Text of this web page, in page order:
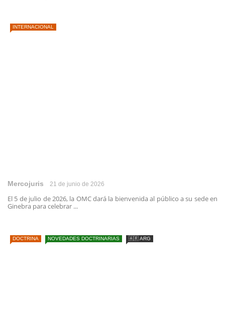
INTERNACIONAL
Mercojuris 21 de junio de 2026
El 5 de julio de 2026, la OMC dará la bienvenida al público a su sede en
Ginebra para celebrar ...
DOCTRINA NOVEDADES DOCTRINARIAS 🇦🇷 ARG